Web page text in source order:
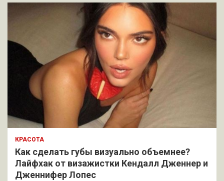
КРАСОТА
Как сделать губы визуально объемнее?
Лайфхак от визажистки Кендалл Дженнер и
Дженнифер Лопес